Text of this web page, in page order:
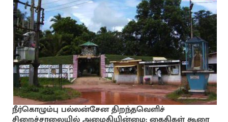
நீர்கொழும்பு பல்லன்சேன திறந்தவெளிச்